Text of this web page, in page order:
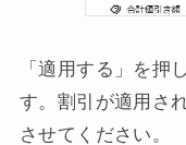
「適用する」を押
す。割引が適用さ
させてください。